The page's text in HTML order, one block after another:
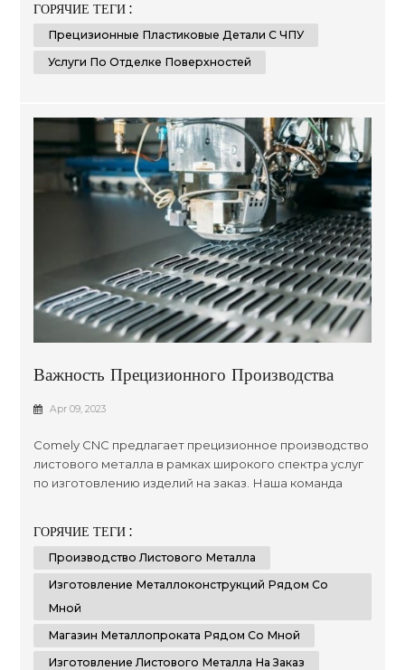
отвечающих требованиям наших клиентов в самых
разных отраслях, таких как автомобилестроение,
производство медицинского оборудования,
ГОРЯЧИЕ ТЕГИ :
Прецизионные Пластиковые Детали С ЧПУ
Услуги По Отделке Поверхностей
Важность Прецизионного Производства
Листового Металла
Apr 09, 2023
Comely CNC предлагает прецизионное производство
листового металла в рамках широкого спектра услуг
по изготовлению изделий на заказ. Наша команда
использованием передовых технологий,
обеспечивая высочайший уровень точности в
каждом требуемом вами проекте. Мы стремимся к
передо...
ГОРЯЧИЕ ТЕГИ :
Производство Листового Металла
Изготовление Металлоконструкций Рядом Со
Мной
Магазин Металлопроката Рядом Со Мной
Изготовление Листового Металла На Заказ